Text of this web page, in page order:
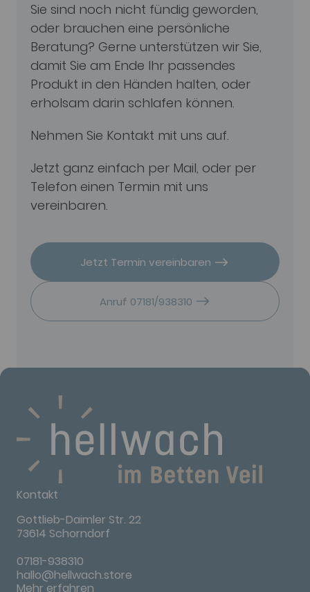
Sie sind noch nicht fündig geworden,
oder brauchen eine persönliche
Beratung? Gerne unterstützen wir Sie,
damit Sie am Ende Ihr passendes
Produkt in den Händen halten, oder
erholsam darin schlafen können.
Nehmen Sie Kontakt mit uns auf.
Jetzt ganz einfach per Mail, oder per
Telefon einen Termin mit uns
vereinbaren.
Jetzt Termin vereinbaren
Anruf 07181/938310
Kontakt
Gottlieb-Daimler Str. 22
73614 Schorndorf
07181-938310
hallo@hellwach.store
Mehr erfahren